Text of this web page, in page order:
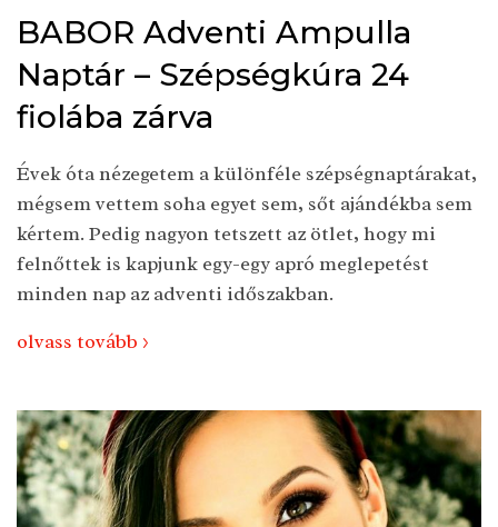
BABOR Adventi Ampulla
Naptár – Szépségkúra 24
fiolába zárva
Évek óta nézegetem a különféle szépségnaptárakat,
mégsem vettem soha egyet sem, sőt ajándékba sem
kértem. Pedig nagyon tetszett az ötlet, hogy mi
felnőttek is kapjunk egy-egy apró meglepetést
minden nap az adventi időszakban.
olvass tovább >